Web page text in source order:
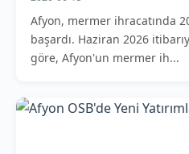
Afyon, mermer ihracatında
başardı. Haziran 2026
göre, Afyon'un mermer ih...